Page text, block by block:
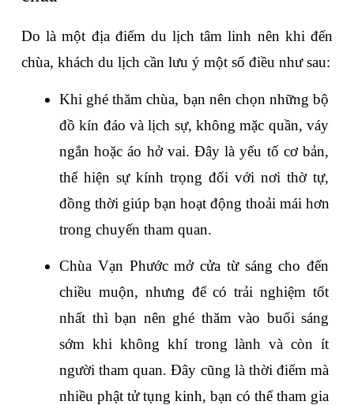
Do là một địa điểm du lịch tâm linh nên khi đến
chùa, khách du lịch cần lưu ý một số điều như sau:
Khi ghé thăm chùa, bạn nên chọn những bộ
đồ kín đáo và lịch sự, không mặc quần, váy
ngắn hoặc áo hở vai. Đây là yếu tố cơ bản,
thể hiện sự kính trọng đối với nơi thờ tự,
đồng thời giúp bạn hoạt động thoải mái hơn
trong chuyến tham quan.
Chùa Vạn Phước mở cửa từ sáng cho đến
chiều muộn, nhưng để có trải nghiệm tốt
nhất thì bạn nên ghé thăm vào buổi sáng
sớm khi không khí trong lành và còn ít
người tham quan. Đây cũng là thời điểm mà
nhiều phật tử tụng kinh, bạn có thể tham gia